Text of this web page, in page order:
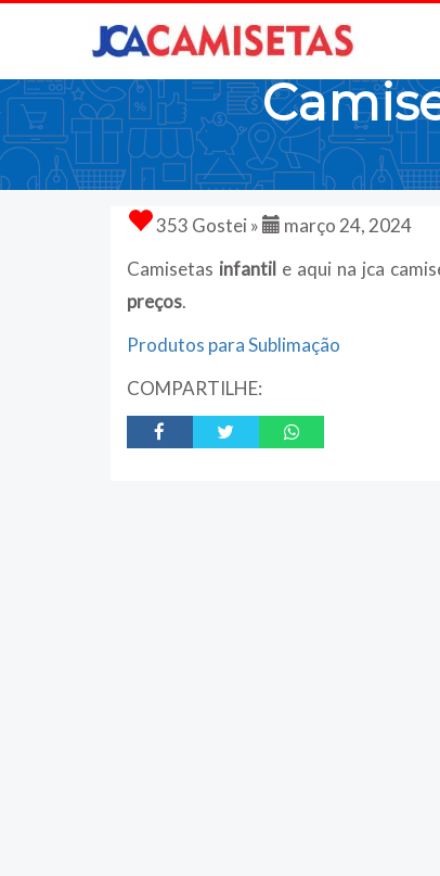
353 Gostei »
março 24, 2024
Camisetas infantil e aqui na jca
preços.
Produtos para Sublimação
COMPARTILHE: